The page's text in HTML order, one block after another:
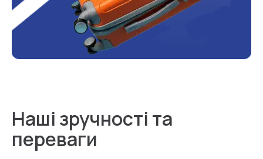
Наші зручності та
переваги